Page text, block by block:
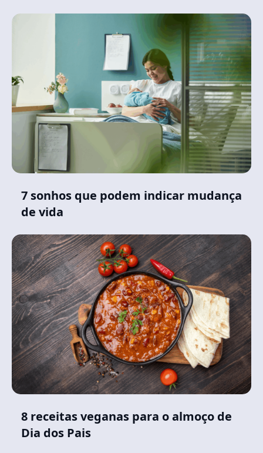
7 sonhos que podem indicar mudança
de vida
8 receitas veganas para o almoço de
Dia dos Pais